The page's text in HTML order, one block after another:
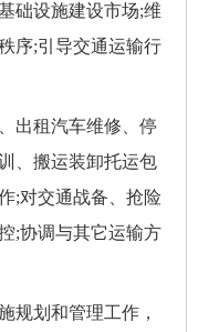
础设施建设市场;维
序;引导交通运输行
出租汽车维修、停
、搬运装卸托运包
;对交通战备、抢险
;协调与其它运输方
规划和管理工作，